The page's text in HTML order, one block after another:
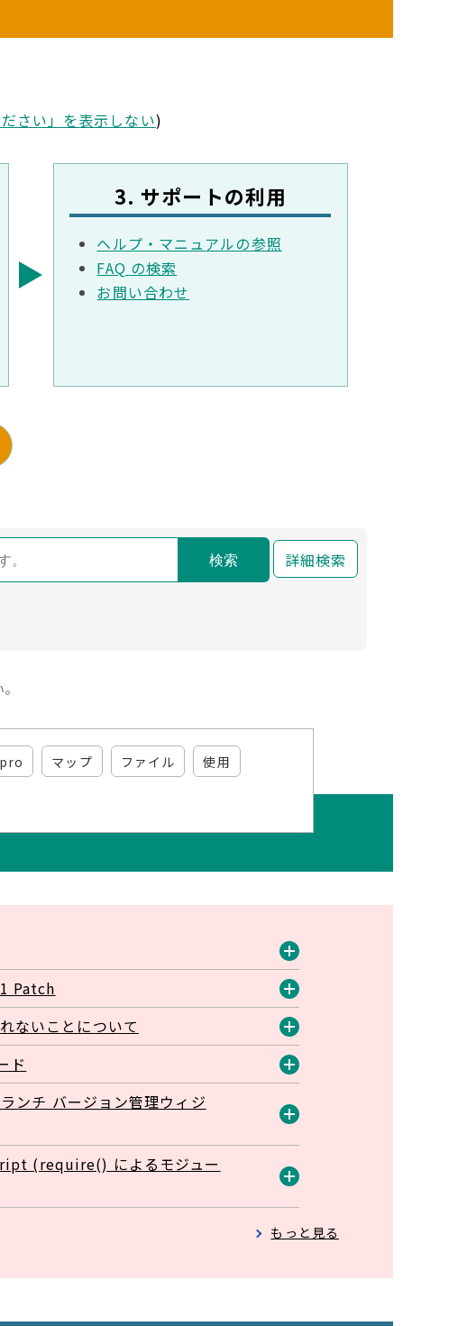
さい」を表示しない)
3. サポートの利用
ヘルプ・マニュアルの参照
FAQ の検索
お問い合わせ
検索 詳細検索
pro マップ ファイル 使用
開
く
Patch
開
く
ないことについて
開
く
ド
開
く
ンチ バージョン管理ウィジ
(require() によるモジュー
もっと見る